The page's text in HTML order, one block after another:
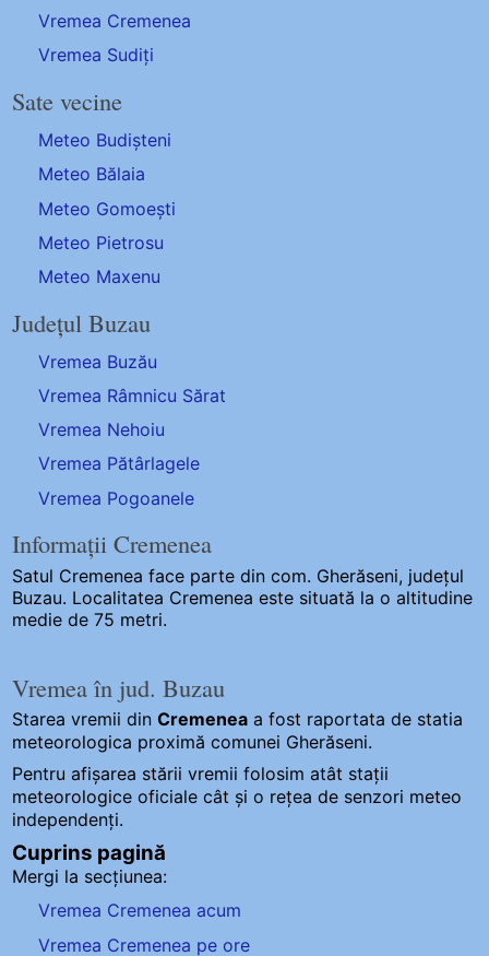
Vremea Cremenea
Vremea Sudiți
Sate vecine
Meteo Budișteni
Meteo Bălaia
Meteo Gomoești
Meteo Pietrosu
Meteo Maxenu
Județul Buzau
Vremea Buzău
Vremea Râmnicu Sărat
Vremea Nehoiu
Vremea Pătârlagele
Vremea Pogoanele
Informații Cremenea
Satul Cremenea face parte din com. Gherăseni, județul
Buzau. Localitatea Cremenea este situată la o altitudine
medie de 75 metri.
Vremea în jud. Buzau
Starea vremii dinCremenea a fost raportata de statia
meteorologica proximă comunei Gherăseni.
Pentru afișarea stării vremii folosim atât stații
meteorologice oficiale cât și o rețea de senzori meteo
independenți.
Cuprins pagină
Mergi la secțiunea:
Vremea Cremenea acum
Vremea Cremenea pe ore